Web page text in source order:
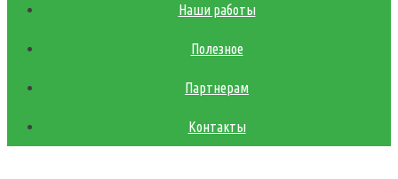
Наши работы
Полезное
Партнерам
Контакты